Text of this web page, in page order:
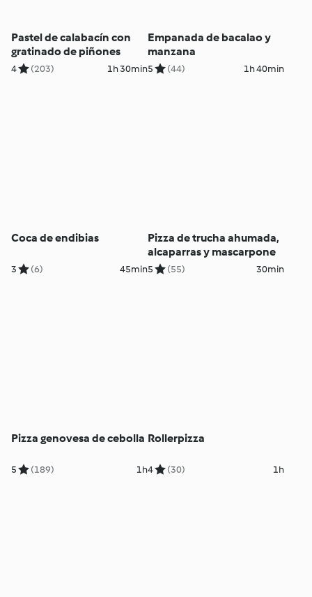
Pastel de calabacín con
gratinado de piñones
4 (203) 1h 30min
Empanada de bacalao y
manzana
5 (44) 1h 40min
Coca de endibias
3 (6) 45min
Pizza de trucha ahumada,
alcaparras y mascarpone
5 (55) 30min
Pizza genovesa de cebolla
5 (189) 1h
Rollerpizza
4 (30) 1h